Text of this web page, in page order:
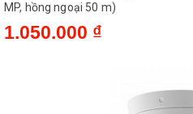
MP, hồng ngoại 50 m)
1.050.000 ₫